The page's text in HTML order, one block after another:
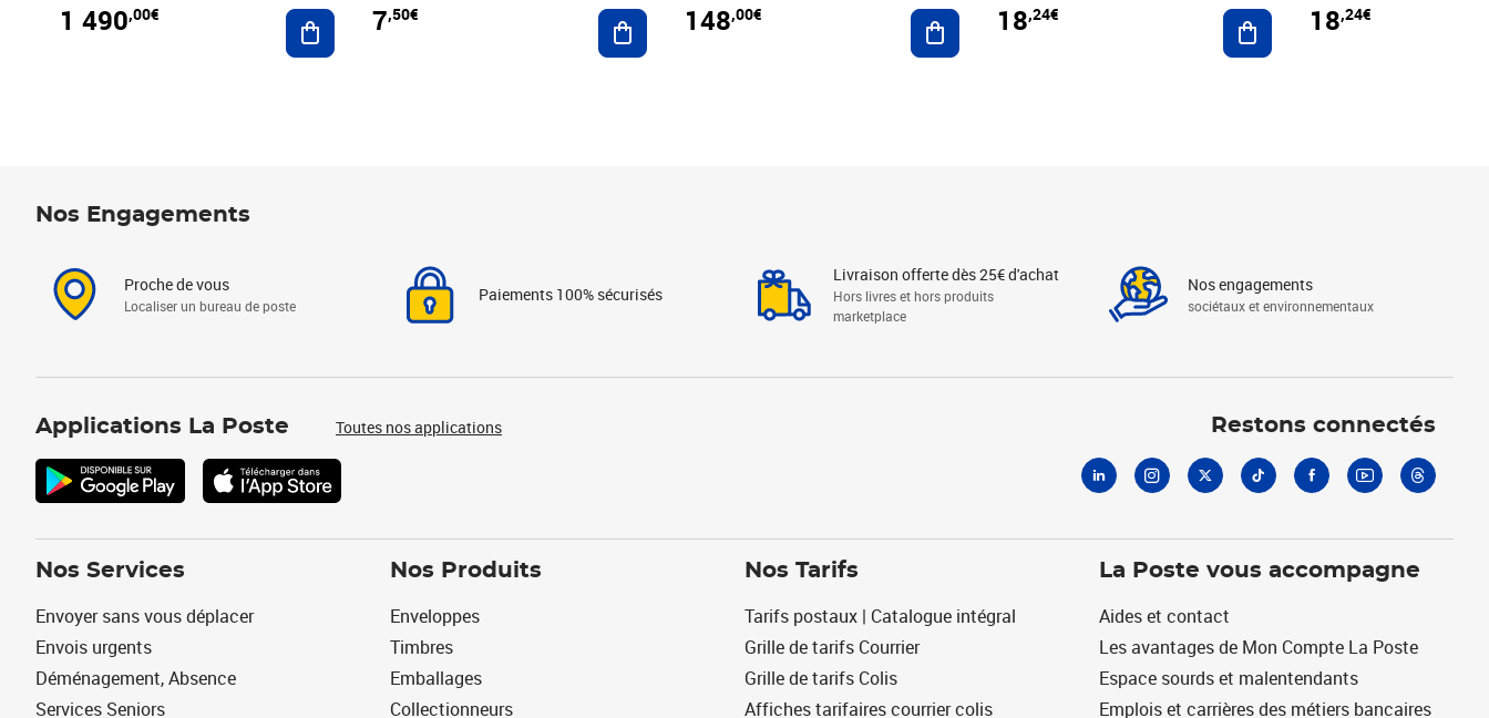
1 490,00€ Ajouter au panier
7,50€ Ajouter au panier
148,00€ Ajouter au panier
18,24€ Ajouter au panier
18,24€
Nos Engagements
Proche de vous
Localiser un bureau de poste
Paiements 100% sécurisés
Livraison offerte dès 25€ d'achat
Hors livres et hors produits
marketplace
Nos engagements
sociétaux et environnementaux
Applications La Poste Toutes nos applications Restons connectés
Nos Services
Envoyer sans vous déplacer
Envois urgents
Déménagement, Absence
Services Seniors
Nos Produits
Enveloppes
Timbres
Emballages
Collectionneurs
Nos Tarifs
Tarifs postaux | Catalogue intégral
Grille de tarifs Courrier
Grille de tarifs Colis
Affiches tarifaires courrier colis
La Poste vous accompagne
Aides et contact
Les avantages de Mon Compte La Poste
Espace sourds et malentendants
Emplois et carrières des métiers bancaires